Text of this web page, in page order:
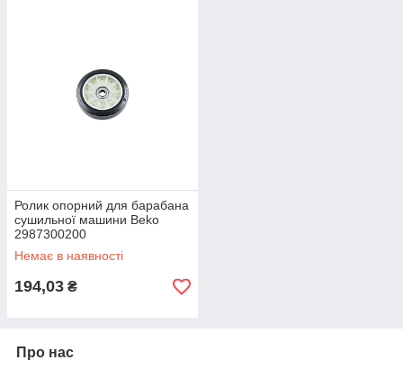
Ролик опорний для барабана
сушильної машини Beko
2987300200
Немає в наявності
194,03 ₴
Про нас